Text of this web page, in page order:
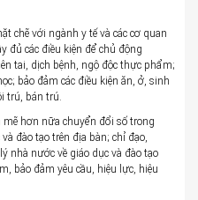
chẽ với ngành y tế và các cơ quan
đủ các điều kiện để chủ động
tai, dịch bệnh, ngộ độc thực phẩm;
bảo đảm các điều kiện ăn, ở, sinh
trú, bán trú.
hơn nữa chuyển đổi số trong
đào tạo trên địa bàn; chỉ đạo,
nhà nước về giáo dục và đào tạo
bảo đảm yêu cầu, hiệu lực, hiệu